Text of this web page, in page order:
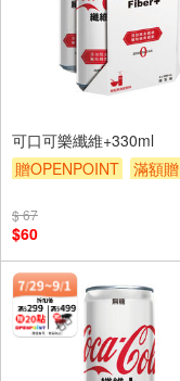
可口可樂纖維+330ml
贈OPENPOINT
滿額贈
$ 67
$60